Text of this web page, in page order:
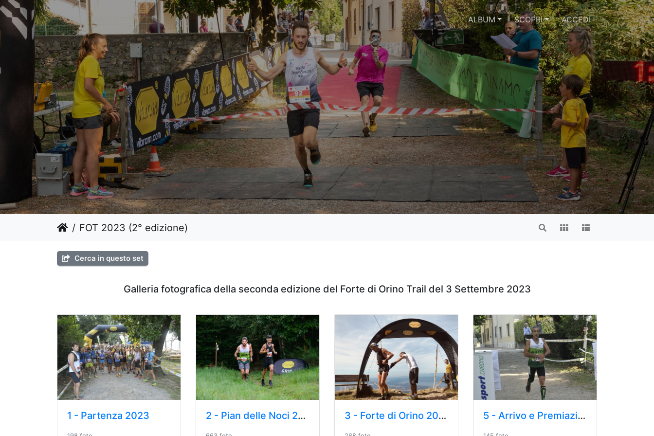
ALBUM SCOPRI ACCEDI
FOT 2023 (2° edizione)
Cerca in questo set
Galleria fotografica della seconda edizione del Forte di Orino Trail del 3 Settembre 2023
1 - Partenza 2023 2 - Pian delle Noci 2023 3 - Forte di Orino 2023 5 - Arrivo e Premiazione 2023